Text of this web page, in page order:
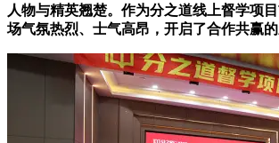
人物与精英翘楚。作为分之道线上督学项
场气氛热烈、士气高昂，开启了合作共赢的